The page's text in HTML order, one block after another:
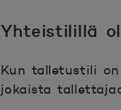
Yhteistilillä
Kun talletustili
jokaista